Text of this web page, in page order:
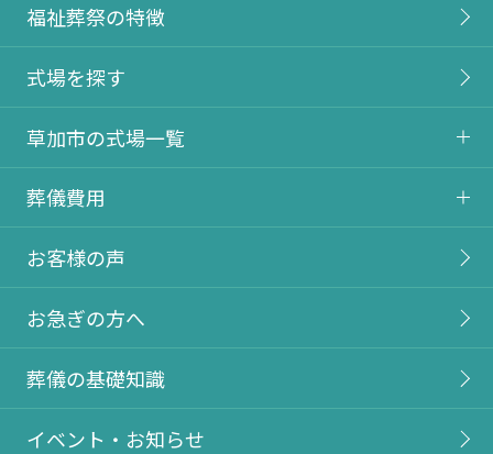
福祉葬祭の特徴
式場を探す
草加市の式場一覧
葬儀費用
お客様の声
お急ぎの方へ
葬儀の基礎知識
イベント・お知らせ